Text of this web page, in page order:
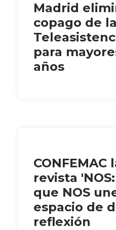
Madrid
copago de la
para
años
CONFEMAC
revista
que NOS
espacio de
reflexión